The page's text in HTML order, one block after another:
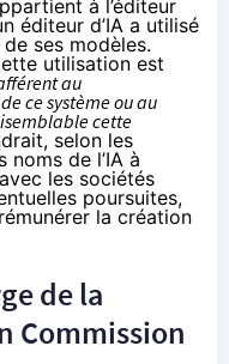
à l’éditeur
éditeur d’IA a utilisé
ses modèles.
utilisation est
au
ce système ou au
cette
selon les
de l’IA à
les sociétés
poursuites,
la création
de la
Commission